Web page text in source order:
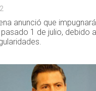
anunció que
1 de julio, debido